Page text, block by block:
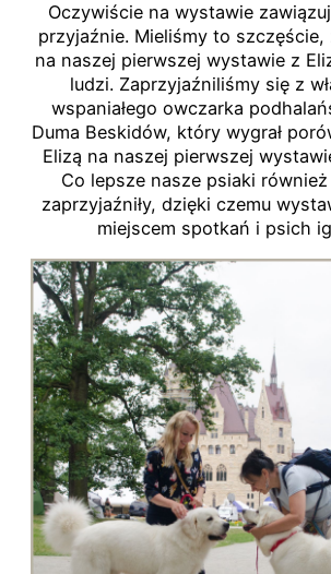
Oczywiście na wystawie
przyjaźnie. Mieliśmy to
na naszej pierwszej wystawie z
ludzi. Zaprzyjaźniliśmy się z
wspaniałego owczarka
Duma Beskidów, który wygrał
Elizą na naszej pierwszej
Co lepsze nasze psiaki
zaprzyjaźniły, dzięki czemu
miejscem spotkań i psich